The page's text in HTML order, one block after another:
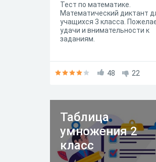
Тест по математике.
Математический диктант
учащихся 3 класса.
удачи и внимательности к
заданиям.
48 22
Таблица
умножения 2
класс